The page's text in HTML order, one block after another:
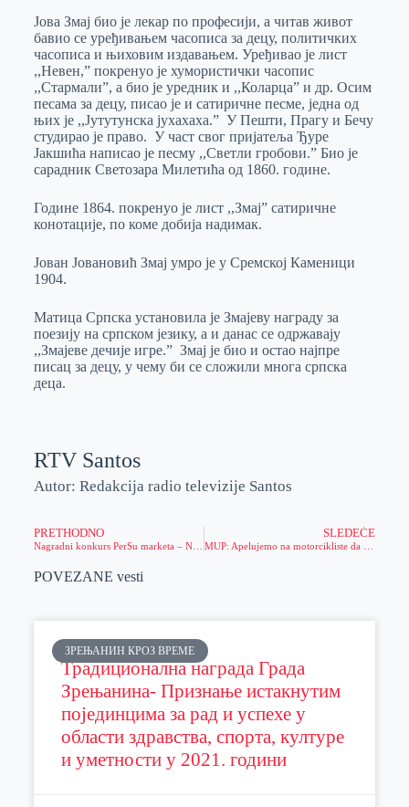
Јова Змај био је лекар по професији, а читав живот
бавио се уређивањем часописа за децу, политичких
часописа и њиховим издавањем. Уређивао је лист
,,Невен,” покренуо је хумористички часопис
,,Стармали”, а био је уредник и ,,Коларца” и др. Осим
песама за децу, писао је и сатиричне песме, једна од
њих је ,,Јутутунска јухахаха.” У Пешти, Прагу и Бечу
студирао је право. У част свог пријатеља Ђуре
Јакшића написао је песму ,,Светли гробови.” Био је
сарадник Светозара Милетића од 1860. године.
Године 1864. покренуо је лист ,,Змај” сатиричне
конотације, по коме добија надимак.
Јован Јовановић Змај умро је у Сремској Каменици
1904.
Матица Српска установила је Змајеву награду за
поезију на српском језику, а и данас се одржавају
,,Змајеве дечије игре.” Змај је био и остао најпре
писац за децу, у чему би се сложили многа српска
деца.
RTV Santos
Autor: Redakcija radio televizije Santos
PRETHODNO
Nagradni konkurs PerSu marketa – Naša SuPer letnja avantura
SLEDEĆE
POVEZANE vesti
ЗРЕЊАНИН КРОЗ ВРЕМЕ
Традиционална награда Града
Зрењанина- Признање истакнутим
појединцима за рад и успехе у
области здравства, спорта, културе
и уметности у 2021. години